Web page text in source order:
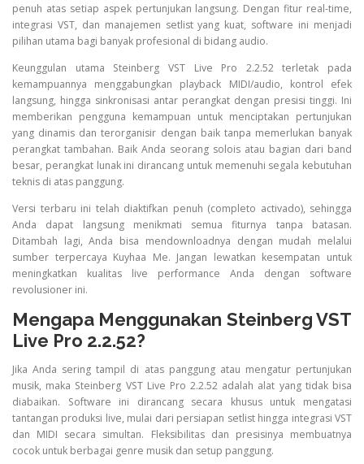
penuh atas setiap aspek pertunjukan langsung. Dengan fitur real-time,
integrasi VST, dan manajemen setlist yang kuat, software ini menjadi
pilihan utama bagi banyak profesional di bidang audio.
Keunggulan utama Steinberg VST Live Pro 2.2.52 terletak pada
kemampuannya menggabungkan playback MIDI/audio, kontrol efek
langsung, hingga sinkronisasi antar perangkat dengan presisi tinggi. Ini
memberikan pengguna kemampuan untuk menciptakan pertunjukan
yang dinamis dan terorganisir dengan baik tanpa memerlukan banyak
perangkat tambahan. Baik Anda seorang solois atau bagian dari band
besar, perangkat lunak ini dirancang untuk memenuhi segala kebutuhan
teknis di atas panggung.
Versi terbaru ini telah diaktifkan penuh (completo activado), sehingga
Anda dapat langsung menikmati semua fiturnya tanpa batasan.
Ditambah lagi, Anda bisa mendownloadnya dengan mudah melalui
sumber terpercaya Kuyhaa Me. Jangan lewatkan kesempatan untuk
meningkatkan kualitas live performance Anda dengan software
revolusioner ini.
Mengapa Menggunakan Steinberg VST
Live Pro 2.2.52?
Jika Anda sering tampil di atas panggung atau mengatur pertunjukan
musik, maka Steinberg VST Live Pro 2.2.52 adalah alat yang tidak bisa
diabaikan. Software ini dirancang secara khusus untuk mengatasi
tantangan produksi live, mulai dari persiapan setlist hingga integrasi VST
dan MIDI secara simultan. Fleksibilitas dan presisinya membuatnya
cocok untuk berbagai genre musik dan setup panggung.